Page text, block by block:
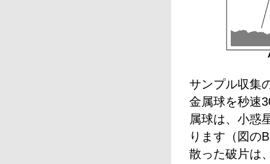
サンプル収集
金属球を秒速
属球は、小惑
ります（図の
散った破片は